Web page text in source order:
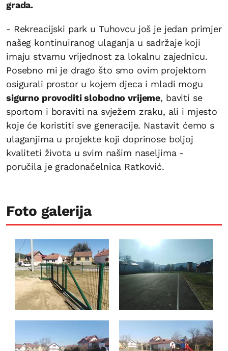
grada.
- Rekreacijski park u Tuhovcu još je jedan primjer
našeg kontinuiranog ulaganja u sadržaje koji
imaju stvarnu vrijednost za lokalnu zajednicu.
Posebno mi je drago što smo ovim projektom
osigurali prostor u kojem djeca i mladi mogu
sigurno provoditi slobodno vrijeme, baviti se
sportom i boraviti na svježem zraku, ali i mjesto
koje će koristiti sve generacije. Nastavit ćemo s
ulaganjima u projekte koji doprinose boljoj
kvaliteti života u svim našim naseljima -
poručila je gradonačelnica Ratković.
Foto galerija